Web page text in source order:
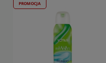
PROMOCJA